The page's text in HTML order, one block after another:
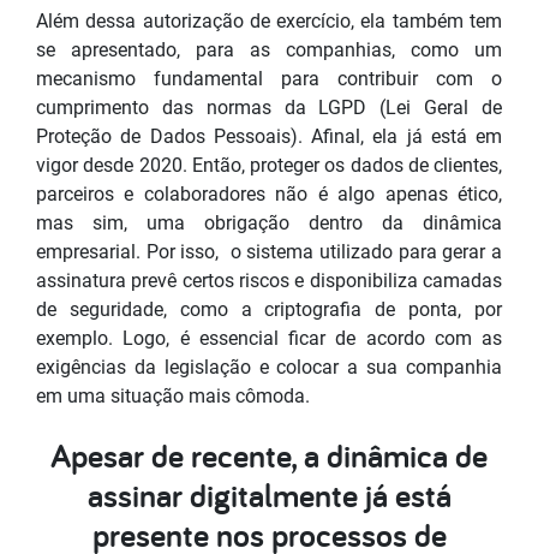
Além dessa autorização de exercício, ela também tem
se apresentado, para as companhias, como um
mecanismo fundamental para contribuir com o
cumprimento das normas da LGPD (Lei Geral de
Proteção de Dados Pessoais). Afinal, ela já está em
vigor desde 2020. Então, proteger os dados de clientes,
parceiros e colaboradores não é algo apenas ético,
mas sim, uma obrigação dentro da dinâmica
empresarial. Por isso, o sistema utilizado para gerar a
assinatura prevê certos riscos e disponibiliza camadas
de seguridade, como a criptografia de ponta, por
exemplo. Logo, é essencial ficar de acordo com as
exigências da legislação e colocar a sua companhia
em uma situação mais cômoda.
Apesar de recente, a dinâmica de
assinar digitalmente já está
presente nos processos de